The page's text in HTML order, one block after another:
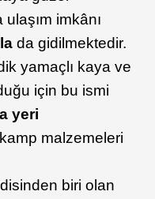
imkânı
da gidilmektedir.
yamaçlı kaya ve
için bu ismi
yeri
malzemeleri
biri olan